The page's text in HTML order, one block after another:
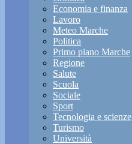
Economia e finanza
Lavoro
Meteo Marche
Politica
Primo piano Marche
Regione
Salute
Scuola
Sociale
Sport
Tecnologia e scienze
Turismo
Università